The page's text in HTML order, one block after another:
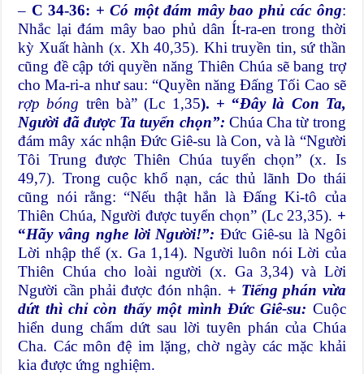
– C 34-36: +Có một đám mây bao phủ các ông:
Nhắc lại đám mây bao phủ dân Ít-ra-en trong thời
kỳ Xuất hành (x. Xh 40,35). Khi truyền tin, sứ thần
cũng đề cập tới quyền năng Thiên Chúa sẽ bang trợ
cho Ma-ri-a như sau: “Quyền năng Đấng Tối Cao sẽ
rợp bóng trên bà” (Lc 1,35). + “Đây là Con Ta,
Người đã được Ta tuyển chọn”: Chúa Cha từ trong
đám mây xác nhận Đức Giê-su là Con, và là “Người
Tôi Trung được Thiên Chúa tuyển chọn” (x. Is
49,7). Trong cuộc khổ nạn, các thủ lãnh Do thái
cũng nói rằng: “Nếu thật hắn là Đấng Ki-tô của
Thiên Chúa, Người được tuyển chọn” (Lc 23,35). +
“Hãy vâng nghe lời Người!”:Đức Giê-su là Ngôi
Lời nhập thể (x. Ga 1,14). Người luôn nói Lời của
Thiên Chúa cho loài người (x. Ga 3,34) và Lời
Người cần phải được đón nhận. + Tiếng phán vừa
dứt thì chỉ còn thấy một mình Đức Giê-su: Cuộc
hiển dung chấm dứt sau lời tuyên phán của Chúa
Cha. Các môn đệ im lặng, chờ ngày các mặc khải
kia được ứng nghiệm.